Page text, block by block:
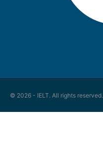
© 2026 - IELT. All rights reserved.